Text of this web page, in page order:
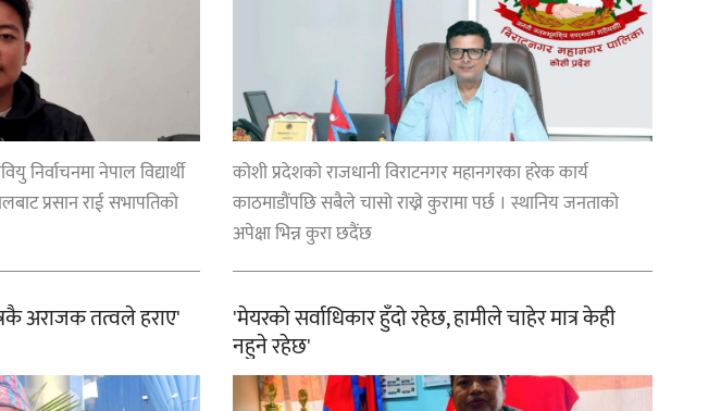
निर्वाचनमा नेपाल विद्यार्थी
प्रसान राई सभापतिको
कोशी प्रदेशको राजधानी विराटनगर महानगरका हरेक कार्य
काठमाडौंपछि सबैले चासो राख्ने कुरामा पर्छ । स्थानिय जनताको
अपेक्षा भिन्न कुरा छदैंछ
अराजक तत्वले हराए' 'मेयरको सर्वाधिकार हुँदो रहेछ, हामीले चाहेर मात्र केही
नहुने रहेछ'